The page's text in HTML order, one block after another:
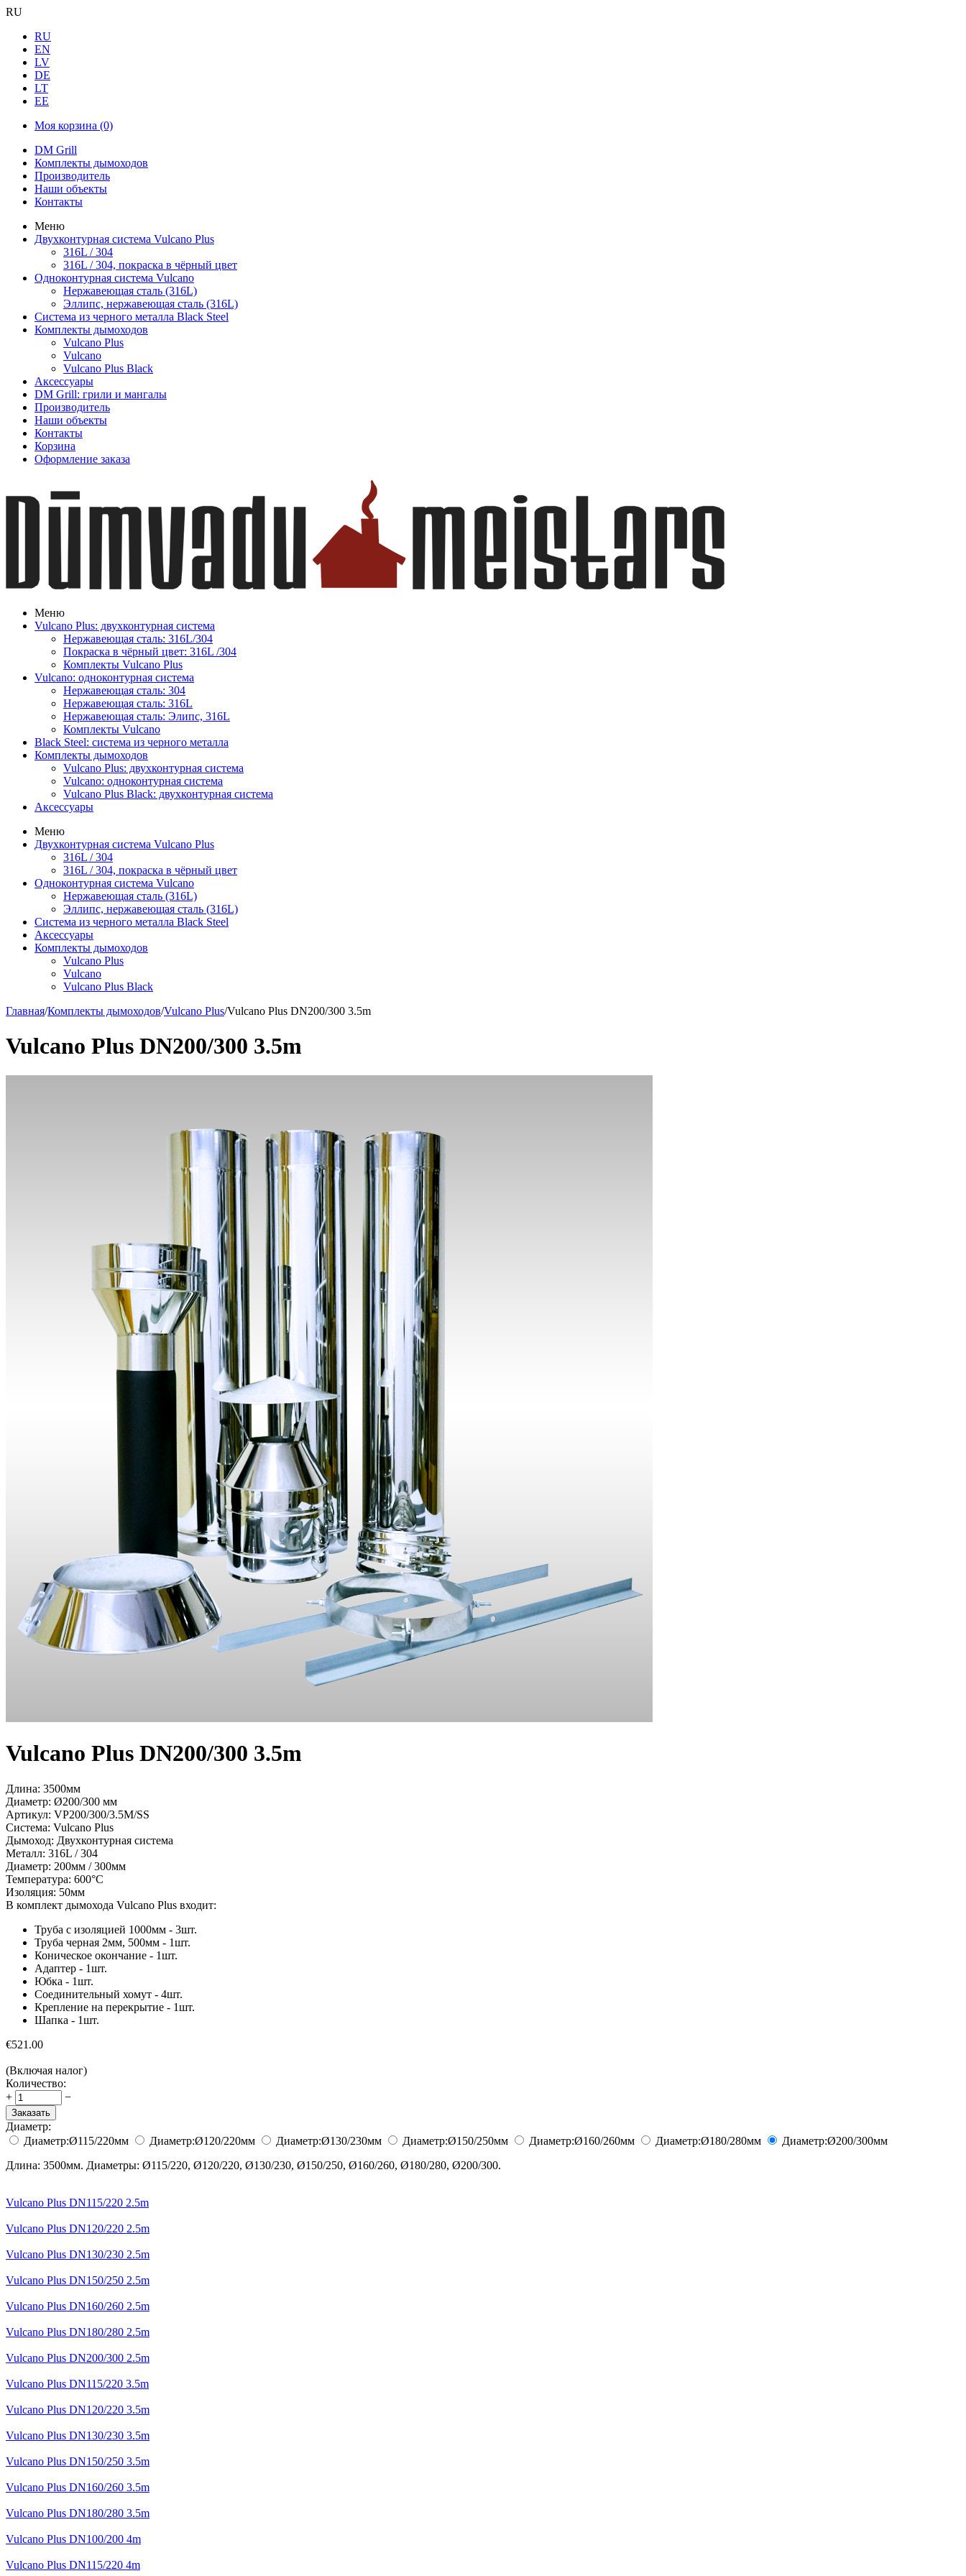
RU
RU
EN
LV
DE
LT
EE
Моя корзина (0)
DM Grill
Комплекты дымоходов
Производитель
Наши объекты
Контакты
Меню
Двухконтурная система Vulcano Plus
316L / 304
316L / 304, покраска в чёрный цвет
Одноконтурная система Vulcano
Нержавеющая сталь (316L)
Эллипс, нержавеющая сталь (316L)
Система из черного металла Black Steel
Комплекты дымоходов
Vulcano Plus
Vulcano
Vulcano Plus Black
Аксессуары
DM Grill: грили и мангалы
Производитель
Наши объекты
Контакты
Корзина
Оформление заказа
Меню
Vulcano Plus: двухконтурная система
Нержавеющая сталь: 316L/304
Покраска в чёрный цвет: 316L /304
Комплекты Vulcano Plus
Vulcano: одноконтурная система
Нержавеющая сталь: 304
Нержавеющая сталь: 316L
Нержавеющая сталь: Элипс, 316L
Комплекты Vulcano
Black Steel: система из черного металла
Комплекты дымоходов
Vulcano Plus: двухконтурная система
Vulcano: одноконтурная система
Vulcano Plus Black: двухконтурная система
Аксессуары
Меню
Двухконтурная система Vulcano Plus
316L / 304
316L / 304, покраска в чёрный цвет
Одноконтурная система Vulcano
Нержавеющая сталь (316L)
Эллипс, нержавеющая сталь (316L)
Система из черного металла Black Steel
Аксессуары
Комплекты дымоходов
Vulcano Plus
Vulcano
Vulcano Plus Black
Главная/Комплекты дымоходов/Vulcano Plus/Vulcano Plus DN200/300 3.5m
Vulcano Plus DN200/300 3.5m
Vulcano Plus DN200/300 3.5m
Длина: 3500мм
Диаметр: Ø200/300 мм
Артикул: VP200/300/3.5M/SS
Система: Vulcano Plus
Дымоход: Двухконтурная система
Металл: 316L / 304
Диаметр: 200мм / 300мм
Температура: 600°С
Изоляция: 50мм
В комплект дымохода Vulcano Plus входит:
Труба c изоляцией 1000мм - 3шт.
Труба черная 2мм, 500мм - 1шт.
Коническое окончание - 1шт.
Адаптер - 1шт.
Юбка - 1шт.
Соединительный хомут - 4шт.
Крепление на перекрытие - 1шт.
Шапка - 1шт.
€521.00
(Включая налог)
Количество:
+
−
Заказать
Диаметр:
Диаметр:Ø115/220мм Диаметр:Ø120/220мм Диаметр:Ø130/230мм Диаметр:Ø150/250мм Диаметр:Ø160/260мм Диаметр:Ø180/280мм Диаметр:Ø200/300мм
Длина: 3500мм. Диаметры: Ø115/220, Ø120/220, Ø130/230, Ø150/250, Ø160/260, Ø180/280, Ø200/300.
Vulcano Plus DN115/220 2.5m
Vulcano Plus DN120/220 2.5m
Vulcano Plus DN130/230 2.5m
Vulcano Plus DN150/250 2.5m
Vulcano Plus DN160/260 2.5m
Vulcano Plus DN180/280 2.5m
Vulcano Plus DN200/300 2.5m
Vulcano Plus DN115/220 3.5m
Vulcano Plus DN120/220 3.5m
Vulcano Plus DN130/230 3.5m
Vulcano Plus DN150/250 3.5m
Vulcano Plus DN160/260 3.5m
Vulcano Plus DN180/280 3.5m
Vulcano Plus DN100/200 4m
Vulcano Plus DN115/220 4m